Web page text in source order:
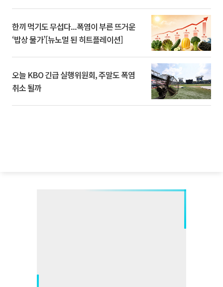
한끼 먹기도 무섭다...폭염이 부른 뜨거운
‘밥상 물가’[뉴노멀 된 히트플레이션]
오늘 KBO 긴급 실행위원회, 주말도 폭염
취소 될까